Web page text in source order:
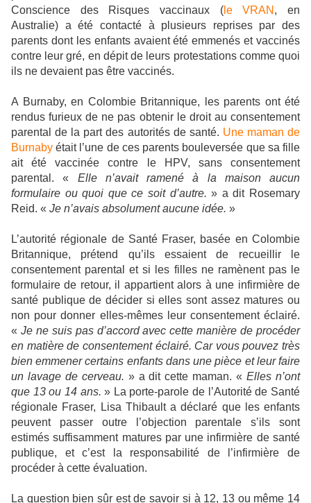
Conscience des Risques vaccinaux (le VRAN , en
Australie) a été contacté à plusieurs reprises par des
parents dont les enfants avaient été emmenés et vaccinés
contre leur gré, en dépit de leurs protestations comme quoi
ils ne devaient pas être vaccinés.
A Burnaby, en Colombie Britannique, les parents ont été
rendus furieux de ne pas obtenir le droit au consentement
parental de la part des autorités de santé. Une maman de
Burnaby était l’une de ces parents bouleversée que sa fille
ait été vaccinée contre le HPV, sans consentement
parental. « Elle n’avait ramené à la maison aucun
formulaire ou quoi que ce soit d’autre. » a dit Rosemary
Reid. « Je n’avais absolument aucune idée. »
L’autorité régionale de Santé Fraser, basée en Colombie
Britannique, prétend qu’ils essaient de recueillir le
consentement parental et si les filles ne ramènent pas le
formulaire de retour, il appartient alors à une infirmière de
santé publique de décider si elles sont assez matures ou
non pour donner elles-mêmes leur consentement éclairé.
« Je ne suis pas d’accord avec cette manière de procéder
en matière de consentement éclairé. Car vous pouvez très
bien emmener certains enfants dans une pièce et leur faire
un lavage de cerveau. » a dit cette maman. «Elles n’ont
que 13 ou 14 ans. » La porte-parole de l’Autorité de Santé
régionale Fraser, Lisa Thibault a déclaré que les enfants
peuvent passer outre l’objection parentale s’ils sont
estimés suffisamment matures par une infirmière de santé
publique, et c’est la responsabilité de l’infirmière de
procéder à cette évaluation.
La question bien sûr est de savoir si à 12, 13 ou même 14